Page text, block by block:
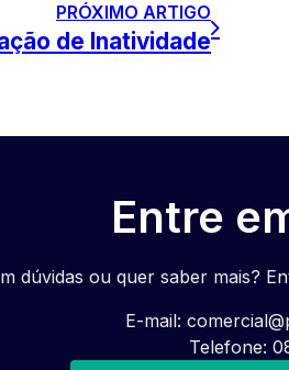
PRÓXIMO ARTIGO
de Inatividade
Entre
dúvidas ou quer saber mais?
E-mail:
Telefone: